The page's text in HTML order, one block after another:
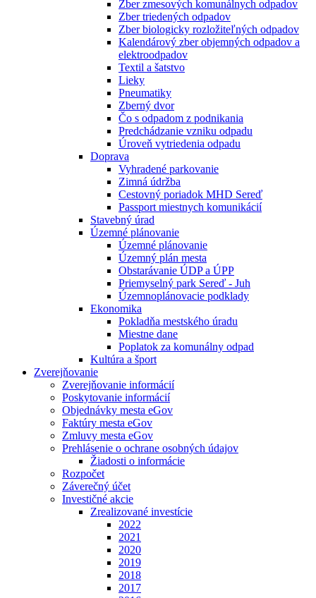
Zber zmesových komunálnych odpadov
Zber triedených odpadov
Zber biologicky rozložiteľných odpadov
Kalendárový zber objemných odpadov a
elektroodpadov
Textil a šatstvo
Lieky
Pneumatiky
Zberný dvor
Čo s odpadom z podnikania
Predchádzanie vzniku odpadu
Úroveň vytriedenia odpadu
Doprava
Vyhradené parkovanie
Zimná údržba
Cestovný poriadok MHD Sereď
Passport miestnych komunikácií
Stavebný úrad
Územné plánovanie
Územné plánovanie
Územný plán mesta
Obstarávanie ÚDP a ÚPP
Priemyselný park Sereď - Juh
Územnoplánovacie podklady
Ekonomika
Pokladňa mestského úradu
Miestne dane
Poplatok za komunálny odpad
Kultúra a šport
Zverejňovanie
Zverejňovanie informácií
Poskytovanie informácií
Objednávky mesta eGov
Faktúry mesta eGov
Zmluvy mesta eGov
Prehlásenie o ochrane osobných údajov
Žiadosti o informácie
Rozpočet
Záverečný účet
Investičné akcie
Zrealizované investície
2022
2021
2020
2019
2018
2017